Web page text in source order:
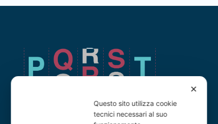
PQRST by IPSG srl.
P.iva 09338750962
✕
Questo sito utilizza cookie
tecnici necessari al suo